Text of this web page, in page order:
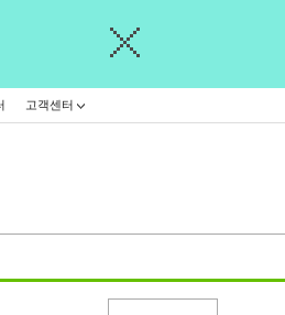
고객센터